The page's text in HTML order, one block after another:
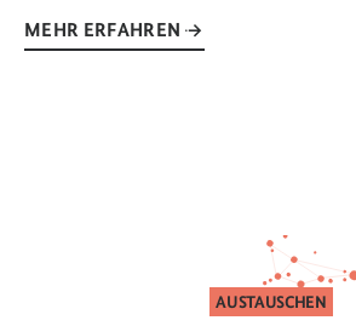
MEHR ERFAHREN
AUSTAUSCHEN